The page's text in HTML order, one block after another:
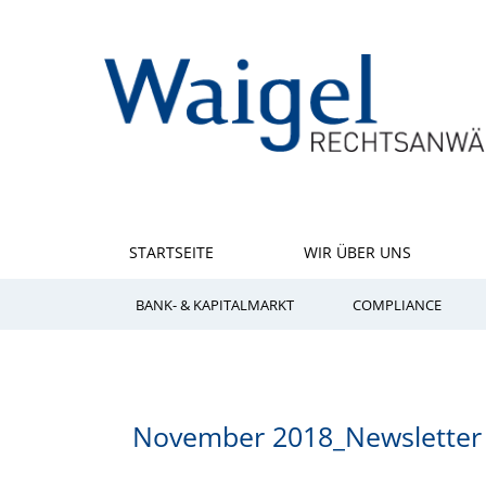
STARTSEITE WIR ÜBER UNS
BANK- & KAPITALMARKT COMPLIANCE
November 2018_Newsletter